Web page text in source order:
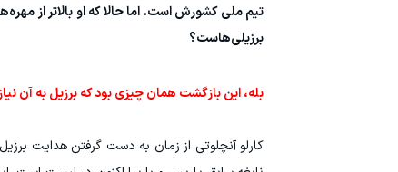
تیم ملی کشورش است. اما حالا که او بالاتر از
برزیلی‌هاست؟
بله، این بازگشت همان چیزی بود که برزیل به آن
کارلو آنچلوتی از زمان به دست گرفتن هدایت